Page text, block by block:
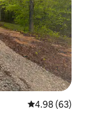
平均评分 4.98
4.98 (63)